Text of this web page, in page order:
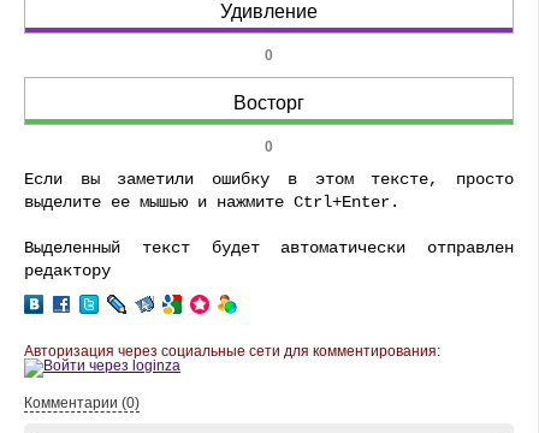
Удивление
0
Восторг
0
Если вы заметили ошибку в этом тексте, просто
выделите ее мышью и нажмите Ctrl+Enter.
Выделенный текст будет автоматически отправлен
редактору
Авторизация через социальные сети для комментирования:
Комментарии (0)